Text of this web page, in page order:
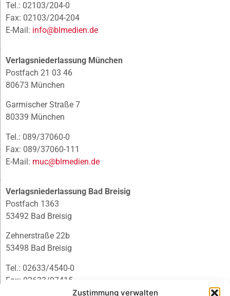
Zustimmung verwalten
Tel.: 02103/204-0
Fax: 02103/204-204
E-Mail: info@blmedien.de
Verlagsniederlassung München
Postfach 21 03 46
80673 München
Garmischer Straße 7
80339 München
Tel.: 089/37060-0
Fax: 089/37060-111
E-Mail: muc@blmedien.de
Verlagsniederlassung Bad Breisig
Postfach 1363
53492 Bad Breisig
Zehnerstraße 22b
53498 Bad Breisig
Tel.: 02633/4540-0
Fax: 02633/97415
infobb@blmedien.de